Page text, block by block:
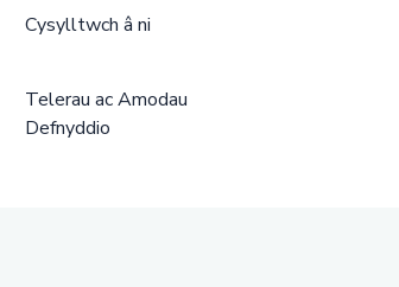
Cysylltwch â ni
Telerau ac Amodau
Defnyddio